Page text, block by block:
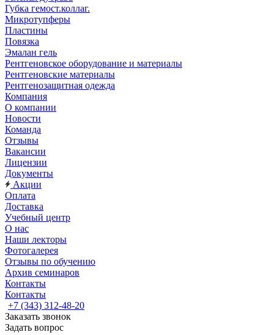
Губка гемост.коллаг.
Микротупферы
Пластины
Повязка
Эмалан гель
Рентгеновское оборудование и материалы
Рентгеновские материалы
Рентгенозащитная одежда
Компания
О компании
Новости
Команда
Отзывы
Вакансии
Лицензии
Документы
Акции
Оплата
Доставка
Учебный центр
О нас
Наши лекторы
Фотогалерея
Отзывы по обучению
Архив семинаров
Контакты
Контакты
+7 (343) 312-48-20
Заказать звонок
Задать вопрос